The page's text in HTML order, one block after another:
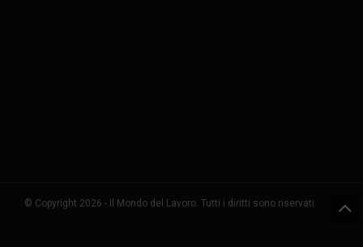
© Copyright 2026 - Il Mondo del Lavoro. Tutti i diritti sono riservati.